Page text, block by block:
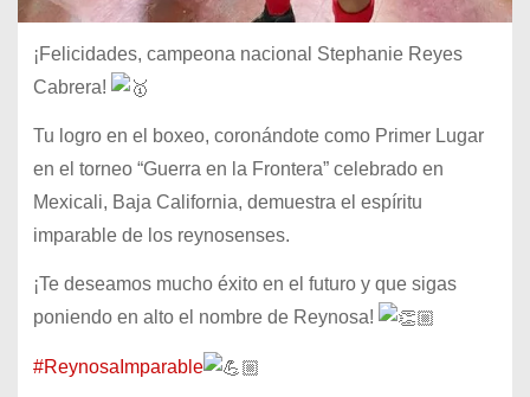
¡Felicidades, campeona nacional Stephanie Reyes
Cabrera!
Tu logro en el boxeo, coronándote como Primer Lugar
en el torneo “Guerra en la Frontera” celebrado en
Mexicali, Baja California, demuestra el espíritu
imparable de los reynosenses.
¡Te deseamos mucho éxito en el futuro y que sigas
poniendo en alto el nombre de Reynosa!
#ReynosaImparable